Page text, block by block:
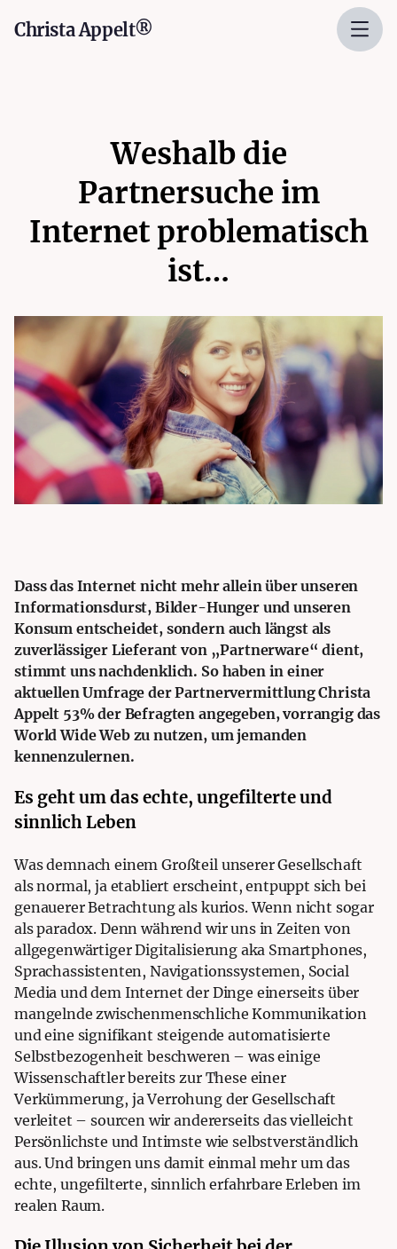
Christa Appelt®
Weshalb die
Partnersuche im
Internet problematisch
ist…
Dass das Internet nicht mehr allein über unseren
Informationsdurst, Bilder-Hunger und unseren
Konsum entscheidet, sondern auch längst als
zuverlässiger Lieferant von „Partnerware“ dient,
stimmt uns nachdenklich. So haben in einer
aktuellen Umfrage der Partnervermittlung Christa
Appelt 53% der Befragten angegeben, vorrangig das
World Wide Web zu nutzen, um jemanden
kennenzulernen.
Es geht um das echte, ungefilterte und
sinnlich Leben
Was demnach einem Großteil unserer Gesellschaft
als normal, ja etabliert erscheint, entpuppt sich bei
genauerer Betrachtung als kurios. Wenn nicht sogar
als paradox. Denn während wir uns in Zeiten von
allgegenwärtiger Digitalisierung aka Smartphones,
Sprachassistenten, Navigationssystemen, Social
Media und dem Internet der Dinge einerseits über
mangelnde zwischenmenschliche Kommunikation
und eine signifikant steigende automatisierte
Selbstbezogenheit beschweren – was einige
Wissenschaftler bereits zur These einer
Verkümmerung, ja Verrohung der Gesellschaft
verleitet – sourcen wir andererseits das vielleicht
Persönlichste und Intimste wie selbstverständlich
aus. Und bringen uns damit einmal mehr um das
echte, ungefilterte, sinnlich erfahrbare Erleben im
realen Raum.